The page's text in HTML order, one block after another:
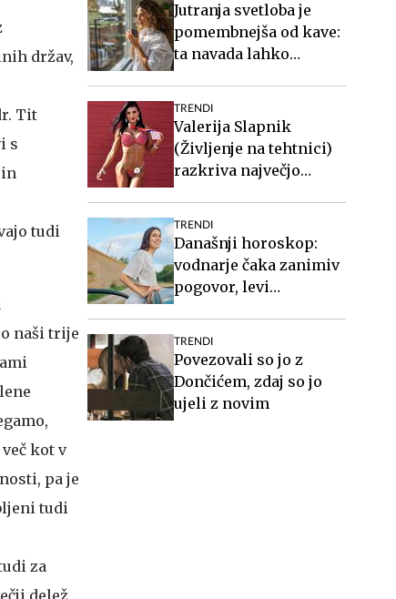
držav,
Tit
s
tudi
naši trije
kot v
pa je
tudi
za
delež
Jutranja svetloba je
pomembnejša od kave:
ta navada lahko
TRENDI
Valerija Slapnik
(Življenje na tehtnici)
razkriva največjo
TRENDI
Današnji horoskop:
vodnarje čaka zanimiv
pogovor, levi
TRENDI
Povezovali so jo z
Dončićem, zdaj so jo
ujeli z novim